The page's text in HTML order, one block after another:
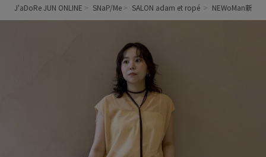
ン オンライン）
J'aDoRe JUN ONLINE SNaP/Me SALON adam et ropé NEWoMan新宿